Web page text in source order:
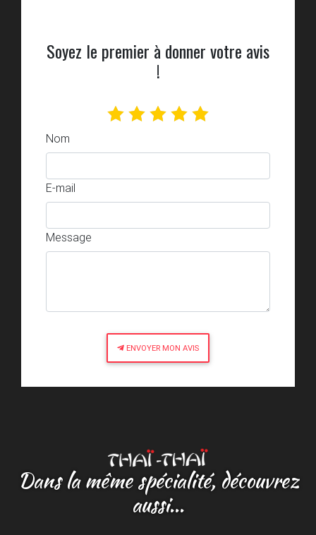
Soyez le premier à donner votre avis
!
Nom
E-mail
Message
ENVOYER MON AVIS
Dans la même spécialité, découvrez
aussi...